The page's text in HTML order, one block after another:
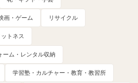
画・ゲーム リサイクル
トネス
ーム・レンタル収納
学習塾・カルチャー・教育・教習所